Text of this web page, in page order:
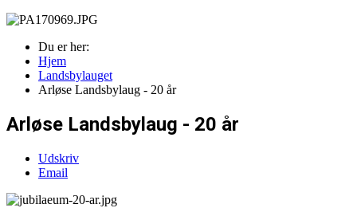
Du er her:
Hjem
Landsbylauget
Arløse Landsbylaug - 20 år
Arløse Landsbylaug - 20 år
Udskriv
Email